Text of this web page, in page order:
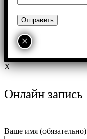
×
X
Онлайн запись
Ваше имя (обязательно)